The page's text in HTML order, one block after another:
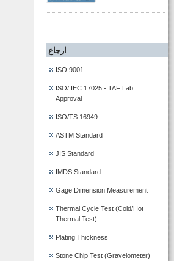
ارجاع
ISO 9001
ISO/ IEC 17025 - TAF Lab
Approval
ISO/TS 16949
ASTM Standard
JIS Standard
IMDS Standard
Gage Dimension Measurement
Thermal Cycle Test (Cold/Hot
Thermal Test)
Plating Thickness
Stone Chip Test (Gravelometer)